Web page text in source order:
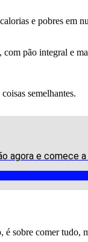
e pobres em
pão integral e
semelhantes.
agora e comece
sobre comer tudo,